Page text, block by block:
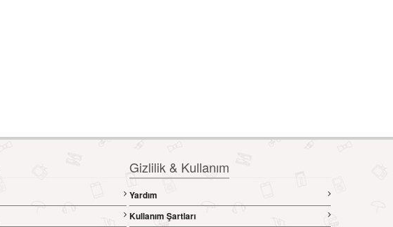
Gizlilik & Kullanım
Yardım
Kullanım Şartları